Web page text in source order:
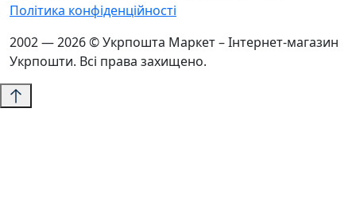
Політика конфіденційності
2002 — 2026 © Укрпошта Маркет – Інтернет-магазин
Укрпошти. Всі права захищено.